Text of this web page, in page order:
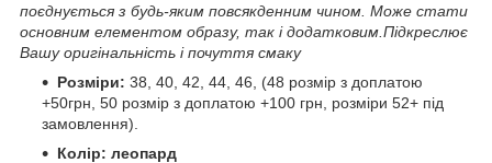
поєднується з будь-яким повсякденним чином. Може стати
основним елементом образу, так і додатковим.Підкреслює
Вашу оригінальність і почуття смаку
Розміри: 38, 40, 42, 44, 46, (48 розмір з доплатою
+50грн, 50 розмір з доплатою +100 грн, розміри 52+ під
замовлення).
Колір: леопард